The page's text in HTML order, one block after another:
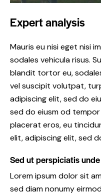
Expert analysis
Mauris eu nisi eget nisi
sodales vehicula risus.
blandit tortor eu,
vel suscipit volutpat,
adipiscing elit, sed do
sed do eiusm od
placerat eros, eu
elit, adipiscing elit, sed
Sed ut perspiciatis
Lorem ipsum dolor sit
sed diam nonumy